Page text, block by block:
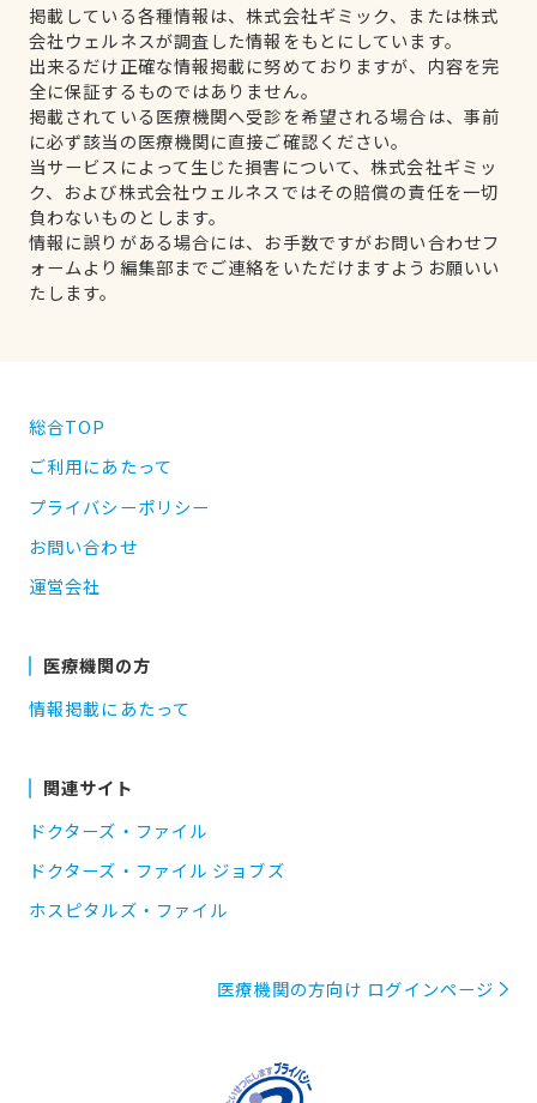
掲載している各種情報は、株式会社ギミック、または株式
会社ウェルネスが調査した情報をもとにしています。
出来るだけ正確な情報掲載に努めておりますが、内容を完
全に保証するものではありません。
掲載されている医療機関へ受診を希望される場合は、事前
に必ず該当の医療機関に直接ご確認ください。
当サービスによって生じた損害について、株式会社ギミッ
ク、および株式会社ウェルネスではその賠償の責任を一切
負わないものとします。
情報に誤りがある場合には、お手数ですがお問い合わせフ
ォームより編集部までご連絡をいただけますようお願いい
たします。
総合TOP
ご利用にあたって
プライバシーポリシー
お問い合わせ
運営会社
医療機関の方
情報掲載にあたって
関連サイト
ドクターズ・ファイル
ドクターズ・ファイル ジョブズ
ホスピタルズ・ファイル
医療機関の方向け ログインページ